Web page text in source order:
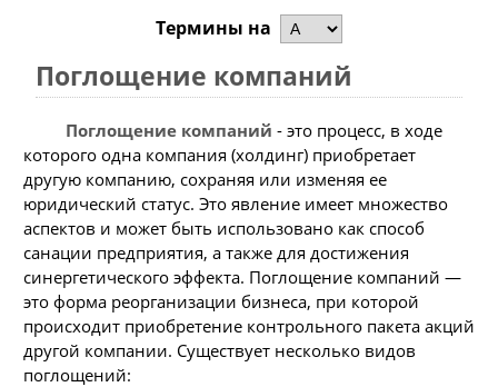
Термины на
Поглощение компаний
Поглощение компаний - это процесс, в ходе
которого одна компания (холдинг) приобретает
другую компанию, сохраняя или изменяя ее
юридический статус. Это явление имеет множество
аспектов и может быть использовано как способ
санации предприятия, а также для достижения
синергетического эффекта. Поглощение компаний —
это форма реорганизации бизнеса, при которой
происходит приобретение контрольного пакета акций
другой компании. Существует несколько видов
поглощений: